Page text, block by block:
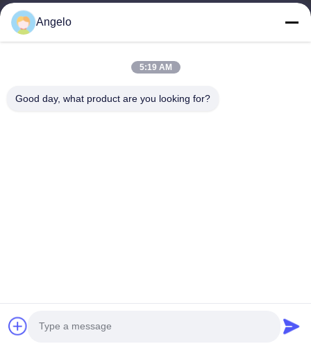
08:00-18:00
Ons adres
Street, Longhua District, Shenzhen City, provincie Guangdong
Privacybeleid
Angelo
5:19 AM
Good day, what product are you looking for?